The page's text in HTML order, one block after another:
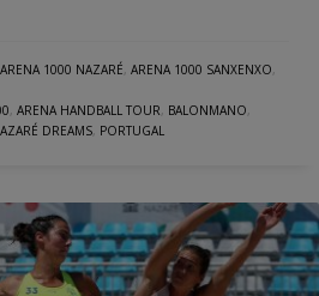
ARENA 1000 NAZARÉ, ARENA 1000 SANXENXO,
, ARENA HANDBALL TOUR, BALONMANO,
DREAMS, PORTUGAL